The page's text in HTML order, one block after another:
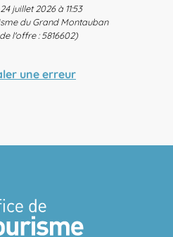
juillet 2026 à 11:53
du Grand Montauban
l'offre :5816602)
une erreur